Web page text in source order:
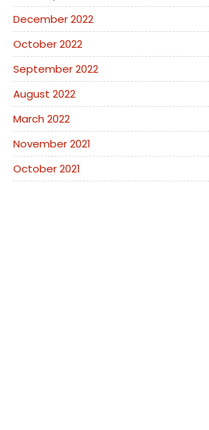
December 2022
October 2022
September 2022
August 2022
March 2022
November 2021
October 2021